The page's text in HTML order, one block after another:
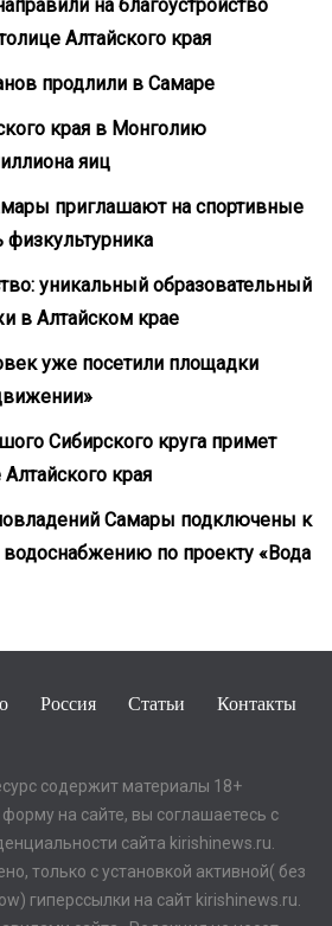
на благоустройство
Алтайского края
продлили в Самаре
края в Монголию
яиц
приглашают на спортивные
уникальный образовательный
в Алтайском крае
уже посетили площадки
Сибирского круга примет
края
Самары подключены к
по проекту «Вода
Россия Статьи Контакты
содержит материалы 18+
на сайте, вы соглашаетесь с
сайта kirishinews.ru.
только с установкой активной( без
гиперссылки на сайт kirishinews.ru.